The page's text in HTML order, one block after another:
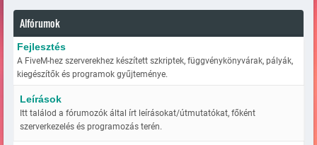
Alfórumok
Fejlesztés
A FiveM-hez szerverekhez készített szkriptek, függvénykönyvárak, pályák,
kiegészítők és programok gyűjteménye.
Leírások
Itt találod a fórumozók által írt leírásokat/útmutatókat, főként
szerverkezelés és programozás terén.